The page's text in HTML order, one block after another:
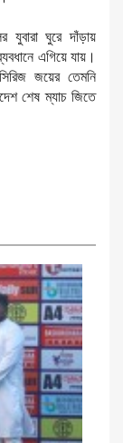
ঘুরে দাঁড়ায়
এগিয়ে যায়।
জয়ের তেমনি
শেষ ম্যাচ জিতে